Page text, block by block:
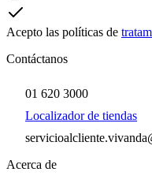
Acepto las políticas de
Contáctanos
01 620 3000
Localizador de tiendas
Acerca de